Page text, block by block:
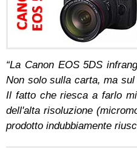
“La Canon EOS 5DS
Non solo sulla carta, ma
Il fatto che riesca a farlo
dell'alta risoluzione
prodotto indubbiamente